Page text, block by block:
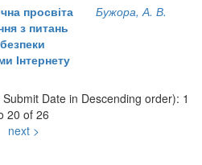
просвіта
з питань
Інтернету
Бужора, А. В.
Date in Descending order): 1
20 of 26
next >